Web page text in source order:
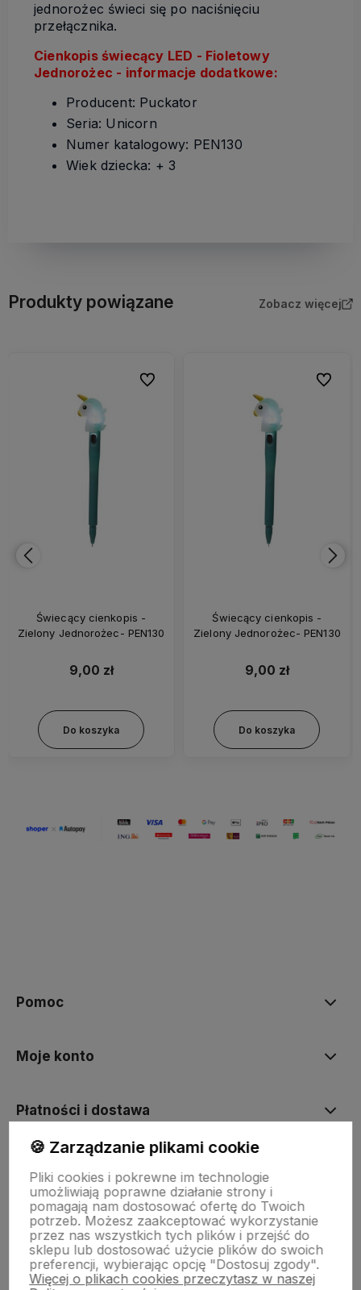
jednorożec świeci się po naciśnięciu
przełącznika.
Cienkopis świecący LED - Fioletowy
Jednorożec - informacje dodatkowe:
Producent: Puckator
Seria: Unicorn
Numer katalogowy: PEN130
Wiek dziecka: + 3
Produkty powiązane Zobacz więcej
Świecący cienkopis -
Zielony Jednorożec- PEN130
9,00 zł
Do koszyka
Do ulubionych
Świecący cienkopis -
Zielony Jednorożec- PEN130
9,00 zł
Do koszyka
Do
Pomoc
Moje konto
Płatności i dostawa
O nas
🍪 Zarządzanie plikami cookie
Pliki cookies i pokrewne im technologie
umożliwiają poprawne działanie strony i
pomagają nam dostosować ofertę do Twoich
potrzeb. Możesz zaakceptować wykorzystanie
przez nas wszystkich tych plików i przejść do
sklepu lub dostosować użycie plików do swoich
preferencji, wybierając opcję "Dostosuj zgody".
Więcej o plikach cookies przeczytasz w naszej